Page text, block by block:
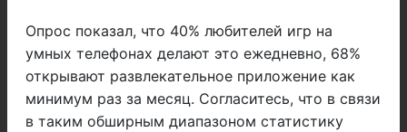
Опрос показал, что 40% любителей игр на
умных телефонах делают это ежедневно, 68%
открывают развлекательное приложение как
минимум раз за месяц. Согласитесь, что в связи
в таким обширным диапазоном статистику